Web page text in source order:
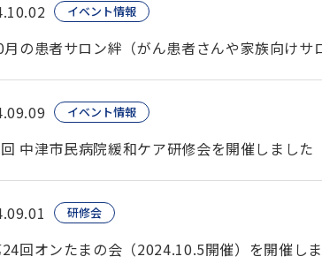
イベント情報
月の患者サロン絆（がん患者さんや家族向けサ
イベント情報
中津市民病院緩和ケア研修会を開催しました
研修会
回オンたまの会（2024.10.5開催）を開催しま